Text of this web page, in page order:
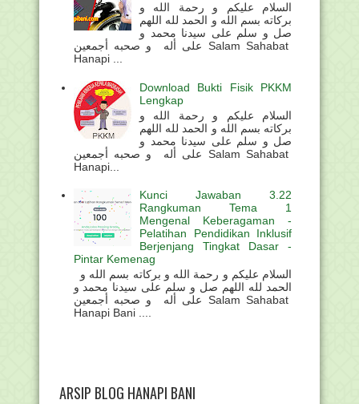
السلام عليكم و رحمة الله و
بركاته بسم الله و الحمد لله اللهم
صل و سلم على سيدنا محمد و
على أله و صحبه أجمعين Salam Sahabat
Hanapi ...
Download Bukti Fisik PKKM
Lengkap
السلام عليكم و رحمة الله و
بركاته بسم الله و الحمد لله اللهم
صل و سلم على سيدنا محمد و
على أله و صحبه أجمعين Salam Sahabat
Hanapi...
Kunci Jawaban 3.22
Rangkuman Tema 1
Mengenal Keberagaman -
Pelatihan Pendidikan Inklusif
Berjenjang Tingkat Dasar -
Pintar Kemenag
الحمد لله اللهم صل و سلم على سيدنا محمد و
على أله و صحبه أجمعين Salam Sahabat
Hanapi Bani ....
ARSIP BLOG HANAPI BANI